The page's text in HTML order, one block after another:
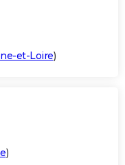
et-Loire)
)